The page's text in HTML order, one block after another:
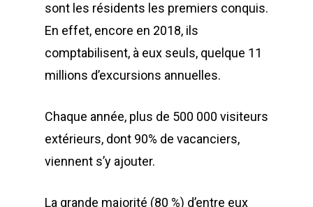
sont les résidents les premiers conquis.
En effet, encore en 2018, ils
comptabilisent, à eux seuls, quelque 11
millions d’excursions annuelles.
Chaque année, plus de 500 000 visiteurs
extérieurs, dont 90% de vacanciers,
viennent s’y ajouter.
La grande majorité (80 %) d’entre eux